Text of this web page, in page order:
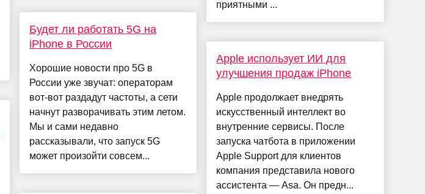
Будет ли работать 5G на
iPhone в России
Хорошие новости про 5G в
России уже звучат: операторам
вот-вот раздадут частоты, а сети
начнут разворачивать этим летом.
Мы и сами недавно
рассказывали, что запуск 5G
может произойти совсем...
приятными ...
Apple использует ИИ для
улучшения продаж iPhone
Apple продолжает внедрять
искусственный интеллект во
внутренние сервисы. После
запуска чатбота в приложении
Apple Support для клиентов
компания представила нового
ассистента — Asa. Он предн...